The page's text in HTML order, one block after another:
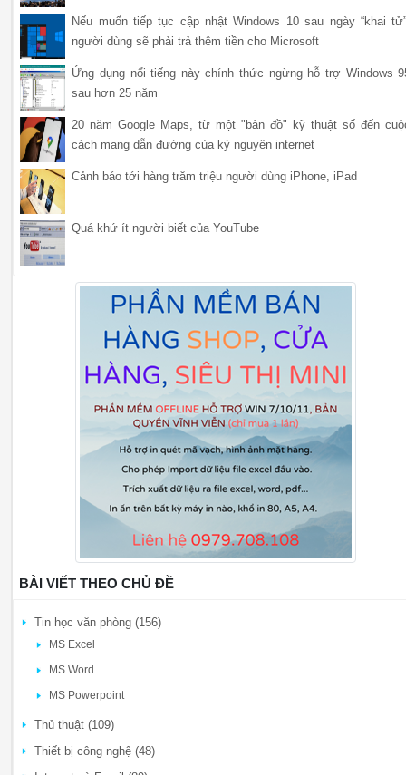
Nếu muốn tiếp tục cập nhật Windows 10 sau ngày “khai
người dùng sẽ phải trả thêm tiền cho Microsoft
Ứng dụng nổi tiếng này chính thức ngừng hỗ trợ Windows
sau hơn 25 năm
20 năm Google Maps, từ một "bản đồ" kỹ thuật số đến
cách mạng dẫn đường của kỷ nguyên internet
Cảnh báo tới hàng trăm triệu người dùng iPhone, iPad
Quá khứ ít người biết của YouTube
BÀI VIẾT THEO CHỦ ĐỀ
Tin học văn phòng (156)
MS Excel
MS Word
MS Powerpoint
Thủ thuật (109)
Thiết bị công nghệ (48)